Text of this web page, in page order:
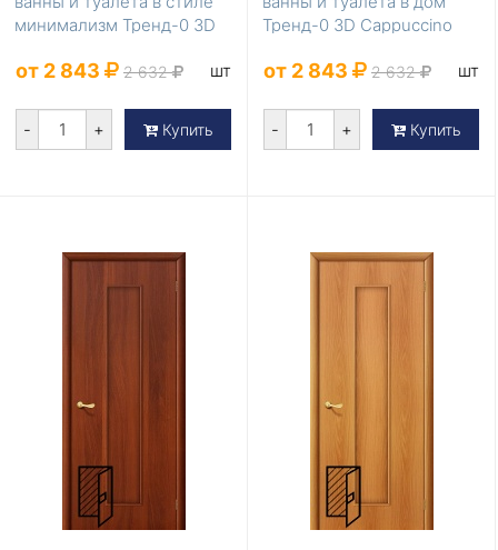
минимализм Тренд-0 3D
от 2 843 2 632 шт
- + Купить
Тренд-0 3D Cappuccino
от 2 843 2 632 шт
- + Купить